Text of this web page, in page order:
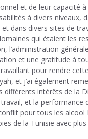
et de leur capacité
à divers niveaux,
dans divers sites de
qui étaient les
l’administration
et une gratitude à
pour rendre
et j’ai également
différents intérêts de la
et la performance
pour tous les alcool
de la Tunisie avec plus